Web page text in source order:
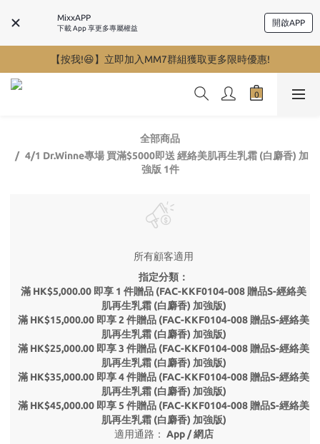
MixxAPP
下載 App 享更多專屬權益
開啟APP
【按我!😆】立即加入MM7群組獲取更多限時優惠!
全部商品
4/1 Dr.Winne專場 買滿$5000即送 經絡美肌再生乳霜 (白麝香) 加
強版 1件
所有顧客適用
指定分類：
滿 HK$5,000.00 即享 1 件贈品 (FAC-KKF0104-008 贈品S-經絡美
肌再生乳霜 (白麝香) 加強版)
滿 HK$15,000.00 即享 2 件贈品 (FAC-KKF0104-008 贈品S-經絡美
肌再生乳霜 (白麝香) 加強版)
滿 HK$25,000.00 即享 3 件贈品 (FAC-KKF0104-008 贈品S-經絡美
肌再生乳霜 (白麝香) 加強版)
滿 HK$35,000.00 即享 4 件贈品 (FAC-KKF0104-008 贈品S-經絡美
肌再生乳霜 (白麝香) 加強版)
滿 HK$45,000.00 即享 5 件贈品 (FAC-KKF0104-008 贈品S-經絡美
肌再生乳霜 (白麝香) 加強版)
適用通路： App / 網店